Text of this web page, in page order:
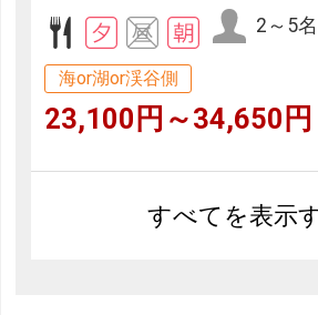
2～5名
海or湖or渓谷側
23,100円～34,650円
すべてを表示